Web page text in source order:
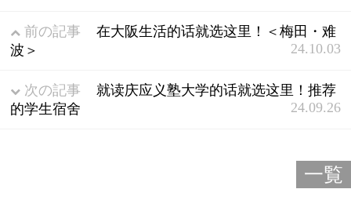
前の記事
在大阪生活的话就选这里！＜梅田・难
波＞
24.10.03
次の記事
就读庆应义塾大学的话就选这里！推荐
的学生宿舍
24.09.26
一覧